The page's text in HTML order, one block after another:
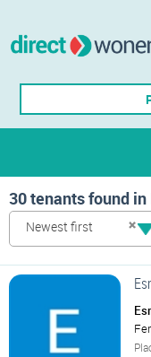
30 tenants found in
Newest first